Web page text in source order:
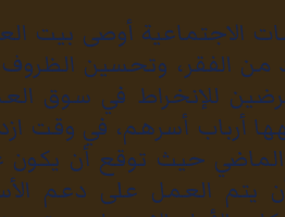
الاجتماعية أوصى بيت
الفقر، وتحسين الظروف
للإنخراط في سوق
أرباب أسرهم، في وقت
العمل على دعم